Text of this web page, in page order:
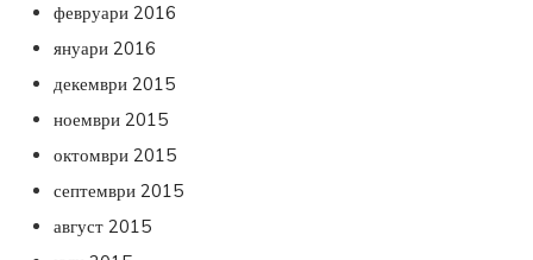
февруари 2016
януари 2016
декември 2015
ноември 2015
октомври 2015
септември 2015
август 2015